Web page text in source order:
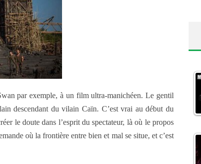
par exemple, à un film ultra-manichéen. Le gentil
descendant du vilain Caïn. C’est vrai au début du
le doute dans l’esprit du spectateur, là où le propos
où la frontière entre bien et mal se situe, et c’est